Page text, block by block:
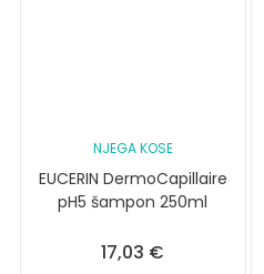
NJEGA KOSE
EUCERIN DermoCapillaire
pH5 šampon 250ml
17,03 €